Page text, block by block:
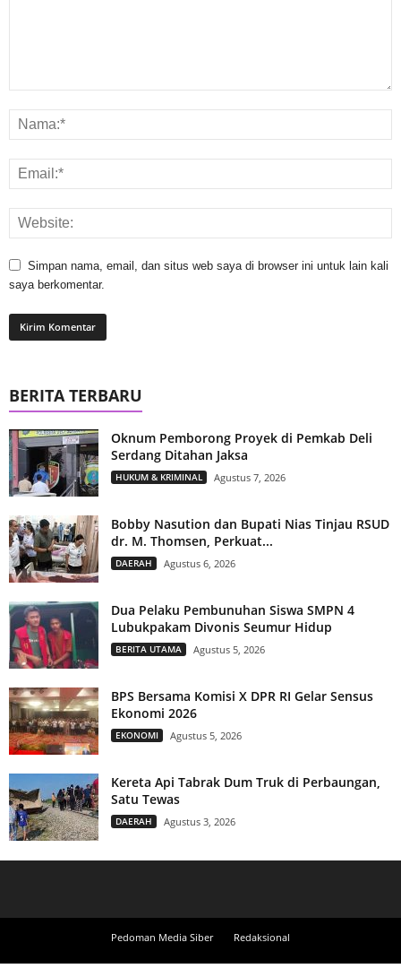
Simpan nama, email, dan situs web saya di browser ini untuk lain kali
saya berkomentar.
BERITA TERBARU
Oknum Pemborong Proyek di Pemkab Deli
Serdang Ditahan Jaksa
HUKUM & KRIMINAL Agustus 7, 2026
Bobby Nasution dan Bupati Nias Tinjau RSUD
dr. M. Thomsen, Perkuat...
DAERAH Agustus 6, 2026
Dua Pelaku Pembunuhan Siswa SMPN 4
Lubukpakam Divonis Seumur Hidup
BERITA UTAMA Agustus 5, 2026
BPS Bersama Komisi X DPR RI Gelar Sensus
Ekonomi 2026
EKONOMI Agustus 5, 2026
Kereta Api Tabrak Dum Truk di Perbaungan,
Satu Tewas
DAERAH Agustus 3, 2026
Pedoman Media Siber Redaksional